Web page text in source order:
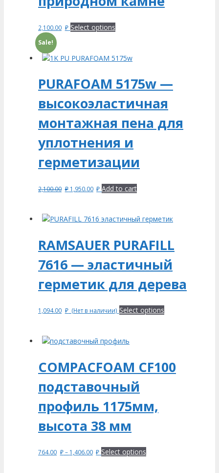
2,100.00 ₽ Select options
Sale!
PURAFOAM 5175w —
высокоэластичная
монтажная пена для
уплотнения и
герметизации
2,100.00 ₽ 1,950.00 ₽ Add to cart
RAMSAUER PURAFILL
7616 — эластичный
герметик для дерева
1,094.00 ₽(Нет в наличии) Select options
COMPACFOAM CF100
подставочный
профиль 1175мм,
высота 38 мм
764.00 ₽– 1,406.00 ₽ Select options